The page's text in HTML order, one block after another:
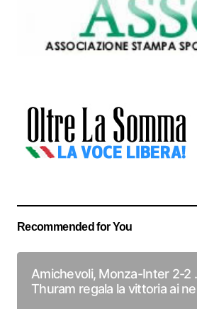
Recommended for You
Amichevoli, Monza-Inter 2-2
Thuram regala la vittoria ai